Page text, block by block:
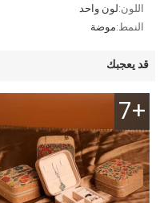
اللون:لون واحد
النمط:موضة
قد يعجبك
7+